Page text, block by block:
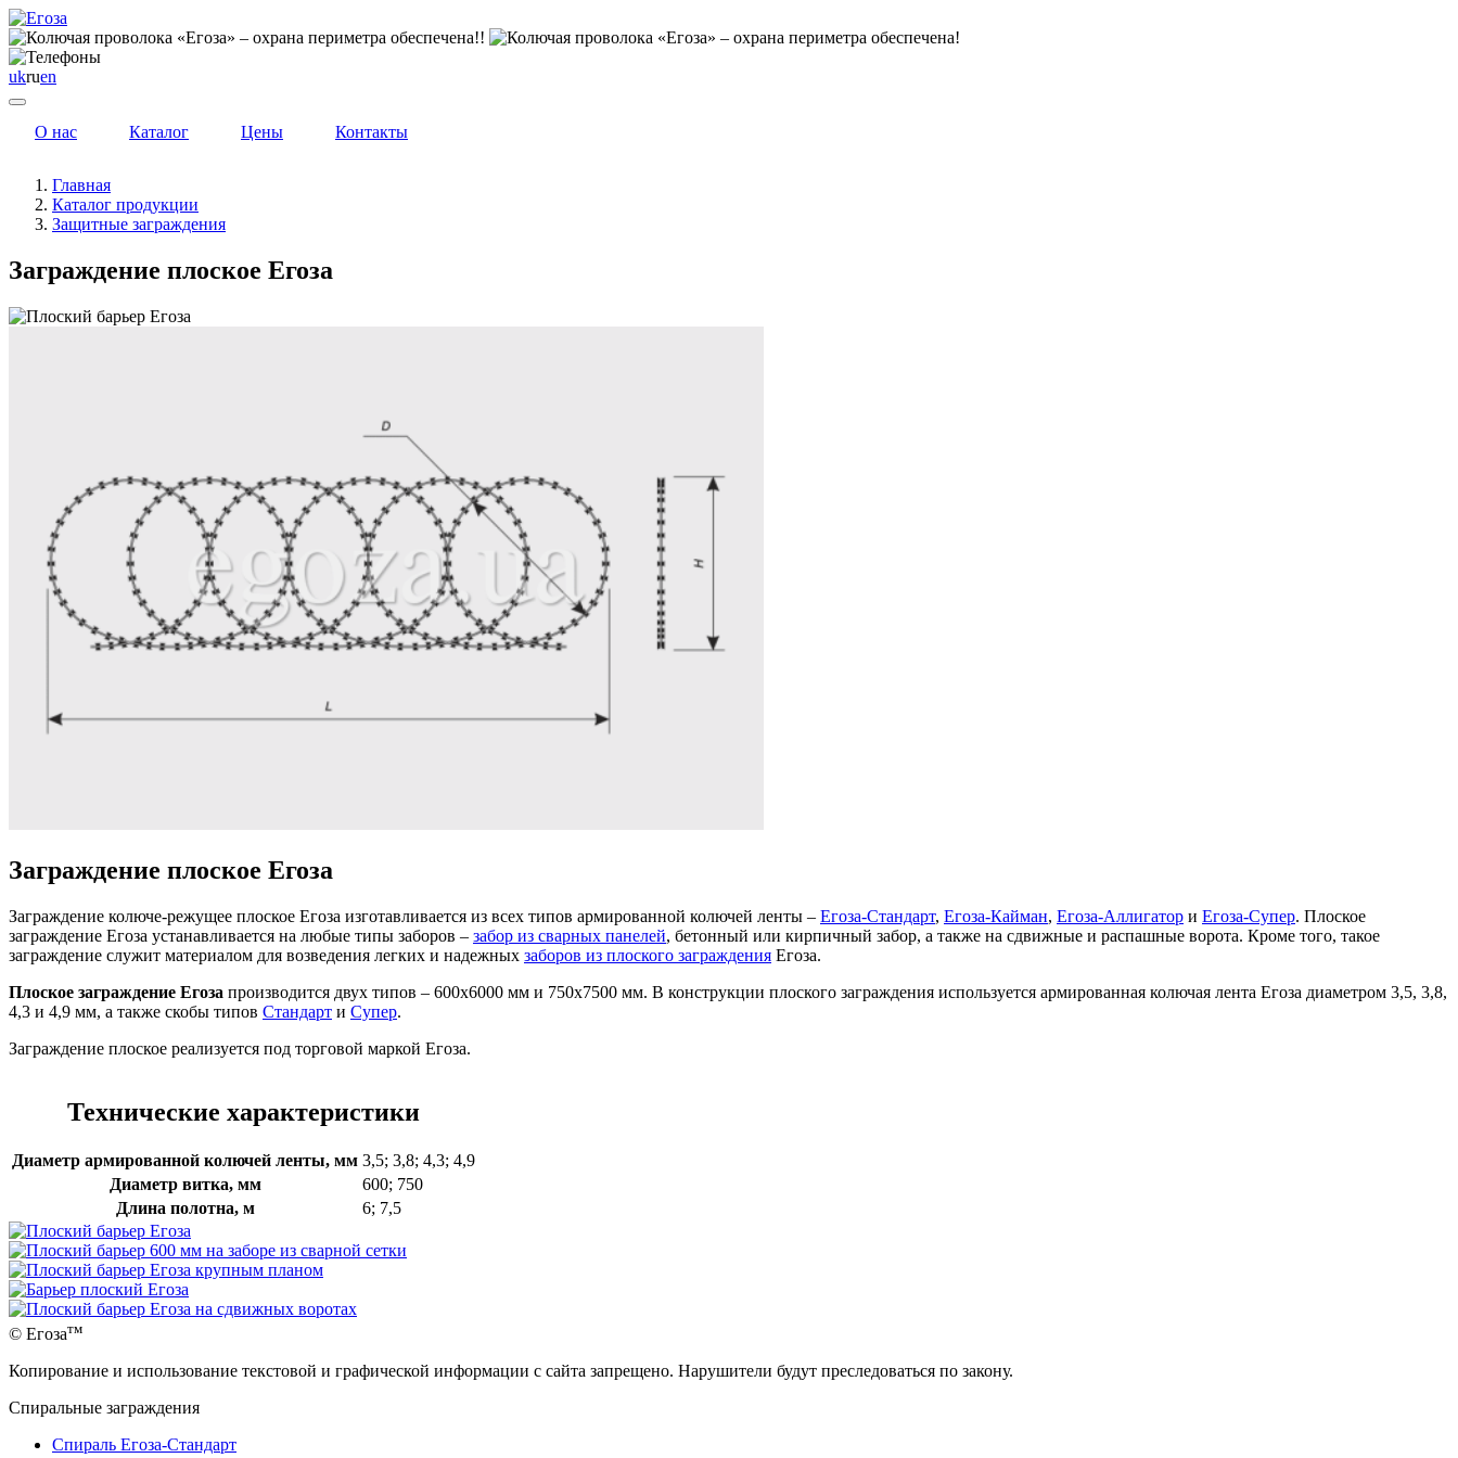
ukruen
О нас Каталог Цены Контакты
Главная
Каталог продукции
Защитные заграждения
Заграждение плоское Егоза
Заграждение плоское Егоза
Заграждение колюче-режущее плоское Егоза изготавливается из всех типов армированной колючей ленты – Егоза-Стандарт, Егоза-Кайман, Егоза-Аллигатор и Егоза-Супер. Плоское
заграждение Егоза устанавливается на любые типы заборов – забор из сварных панелей, бетонный или кирпичный забор, а также на сдвижные и распашные ворота. Кроме того, такое
заграждение служит материалом для возведения легких и надежных заборов из плоского заграждения Егоза.
Плоское заграждение Егоза производится двух типов – 600х6000 мм и 750х7500 мм. В конструкции плоского заграждения используется армированная колючая лента Егоза диаметром 3,5, 3,8,
4,3 и 4,9 мм, а также скобы типов Стандарт и Супер.
Заграждение плоское реализуется под торговой маркой Егоза.
Технические характеристики
Диаметр армированной колючей ленты, мм 3,5; 3,8; 4,3; 4,9
Диаметр витка, мм
600; 750
Длина полотна, м
6; 7,5
© Егозатм
Копирование и использование текстовой и графической информации с сайта запрещено. Нарушители будут преследоваться по закону.
Спиральные заграждения
Спираль Егоза-Стандарт